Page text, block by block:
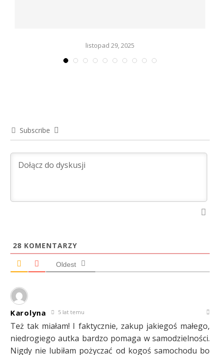
listopad 29, 2025
Subscribe
28 KOMENTARZY
Oldest
Karolyna 5 lat temu
Też tak miałam! I faktycznie, zakup jakiegoś małego,
niedrogiego autka bardzo pomaga w samodzielności.
Nigdy nie lubiłam pożyczać od kogoś samochodu bo